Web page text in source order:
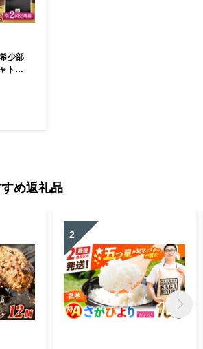
少部
トー
牛
フィ
め返礼品
2